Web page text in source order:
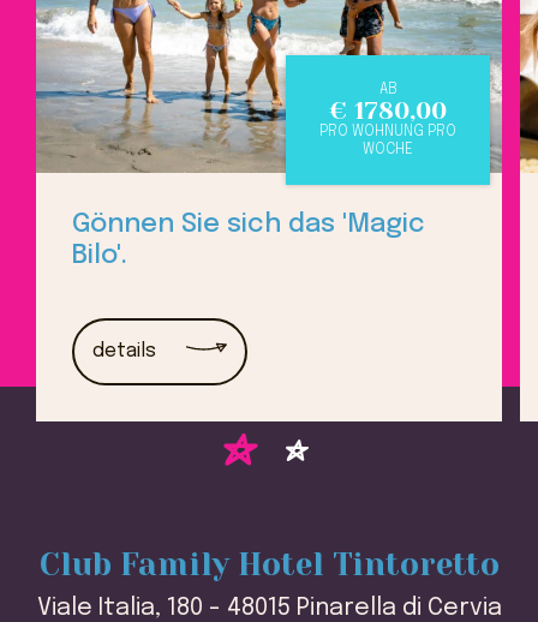
Gönnen Sie sich das 'Magic
Bilo'.
details
AB
€ 1780,00
PRO WOHNUNG PRO
WOCHE
Club Family Hotel Tintoretto
Viale Italia, 180 - 48015 Pinarella di Cervia